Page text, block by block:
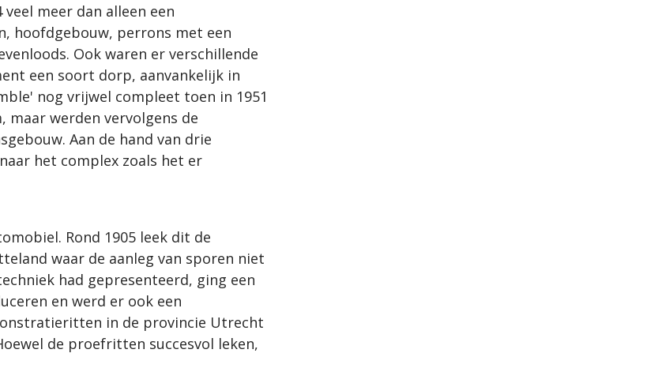
meer dan alleen een
hoofdgebouw, perrons met een
Ook waren er verschillende
een soort dorp, aanvankelijk in
nog vrijwel compleet toen in 1951
werden vervolgens de
Aan de hand van drie
het complex zoals het er
Rond 1905 leek dit de
waar de aanleg van sporen niet
had gepresenteerd, ging een
en werd er ook een
in de provincie Utrecht
de proefritten succesvol leken,